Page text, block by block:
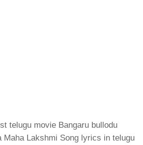
telugu movie Bangaru bullodu
Maha Lakshmi Song lyrics in telugu